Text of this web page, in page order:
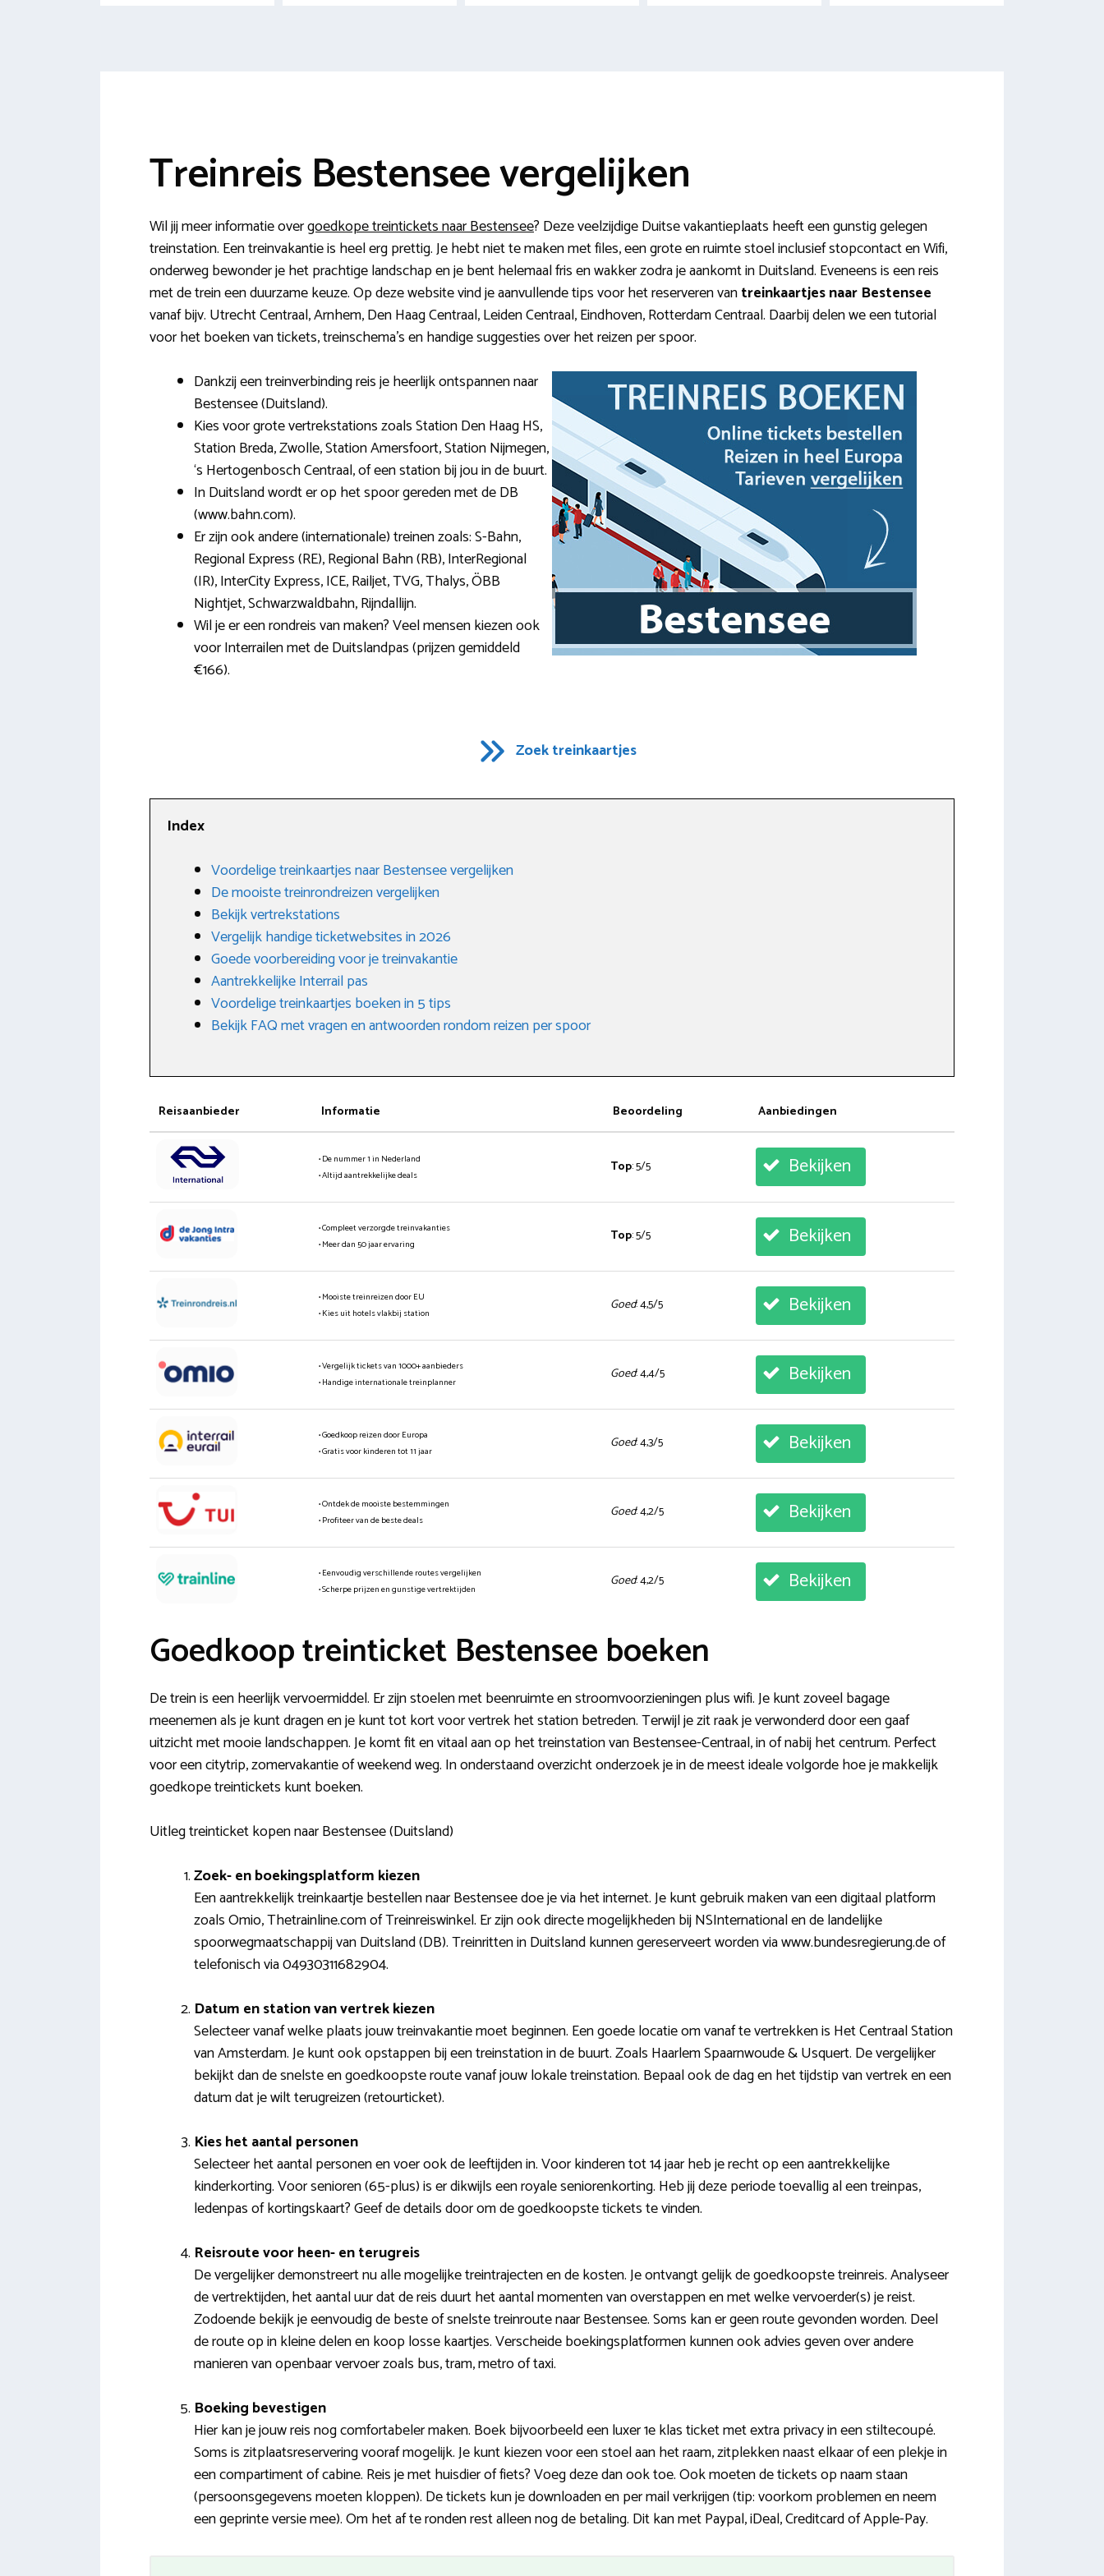
Treinreis Bestensee vergelijken
Wil jij meer informatie overgoedkope treintickets naar Bestensee? Deze veelzijdige Duitse vakantieplaats heeft een gunstig gelegen
treinstation. Een treinvakantie is heel erg prettig. Je hebt niet te maken met files, een grote en ruimte stoel inclusief stopcontact en Wifi,
onderweg bewonder je het prachtige landschap en je bent helemaal fris en wakker zodra je aankomt in Duitsland. Eveneens is een reis
met de trein een duurzame keuze. Op deze website vind je aanvullende tips voor het reserveren vantreinkaartjes naar Bestensee
vanaf bijv. Utrecht Centraal, Arnhem, Den Haag Centraal, Leiden Centraal, Eindhoven, Rotterdam Centraal. Daarbij delen we een tutorial
voor het boeken van tickets, treinschema’s en handige suggesties over het reizen per spoor.
Dankzij een treinverbinding reis je heerlijk ontspannen naar
Bestensee (Duitsland).
Kies voor grote vertrekstations zoals Station Den Haag HS,
Station Breda, Zwolle, Station Amersfoort, Station Nijmegen,
‘s Hertogenbosch Centraal, of een station bij jou in de buurt.
In Duitsland wordt er op het spoor gereden met de DB
(www.bahn.com).
Er zijn ook andere (internationale) treinen zoals: S-Bahn,
Regional Express (RE), Regional Bahn (RB), InterRegional
(IR), InterCity Express, ICE, Railjet, TVG, Thalys, ÖBB
Nightjet, Schwarzwaldbahn, Rijndallijn.
Wil je er een rondreis van maken? Veel mensen kiezen ook
voor Interrailen met de Duitslandpas (prijzen gemiddeld
€166).
Zoek treinkaartjes
Index
Voordelige treinkaartjes naar Bestensee vergelijken
De mooiste treinrondreizen vergelijken
Bekijk vertrekstations
Vergelijk handige ticketwebsites in 2026
Goede voorbereiding voor je treinvakantie
Aantrekkelijke Interrail pas
Voordelige treinkaartjes boeken in 5 tips
Bekijk FAQ met vragen en antwoorden rondom reizen per spoor
Reisaanbieder Informatie Beoordeling Aanbiedingen
• De nummer 1 in Nederland
• Altijd aantrekkelijke deals
Top: 5/5 Bekijken
• Compleet verzorgde treinvakanties
• Meer dan 50 jaar ervaring
Top: 5/5 Bekijken
• Mooiste treinreizen door EU
• Kies uit hotels vlakbij station
Goed: 4,5/5 Bekijken
• Vergelijk tickets van 1000+ aanbieders
• Handige internationale treinplanner
Goed: 4,4/5 Bekijken
• Goedkoop reizen door Europa
• Gratis voor kinderen tot 11 jaar
Goed: 4,3/5 Bekijken
• Ontdek de mooiste bestemmingen
• Profiteer van de beste deals
Goed: 4,2/5 Bekijken
• Eenvoudig verschillende routes vergelijken
• Scherpe prijzen en gunstige vertrektijden
Goed: 4,2/5 Bekijken
Goedkoop treinticket Bestensee boeken
De trein is een heerlijk vervoermiddel. Er zijn stoelen met beenruimte en stroomvoorzieningen plus wifi. Je kunt zoveel bagage
meenemen als je kunt dragen en je kunt tot kort voor vertrek het station betreden. Terwijl je zit raak je verwonderd door een gaaf
uitzicht met mooie landschappen. Je komt fit en vitaal aan op het treinstation van Bestensee-Centraal, in of nabij het centrum. Perfect
voor een citytrip, zomervakantie of weekend weg. In onderstaand overzicht onderzoek je in de meest ideale volgorde hoe je makkelijk
goedkope treintickets kunt boeken.
Uitleg treinticket kopen naar Bestensee (Duitsland)
Zoek- en boekingsplatform kiezen
Een aantrekkelijk treinkaartje bestellen naar Bestensee doe je via het internet. Je kunt gebruik maken van een digitaal platform
zoals Omio, Thetrainline.com of Treinreiswinkel. Er zijn ook directe mogelijkheden bij NSInternational en de landelijke
spoorwegmaatschappij van Duitsland (DB). Treinritten in Duitsland kunnen gereserveert worden via www.bundesregierung.de of
telefonisch via 04930311682904.
Datum en station van vertrek kiezen
Selecteer vanaf welke plaats jouw treinvakantie moet beginnen. Een goede locatie om vanaf te vertrekken is Het Centraal Station
van Amsterdam. Je kunt ook opstappen bij een treinstation in de buurt. Zoals Haarlem Spaarnwoude & Usquert. De vergelijker
bekijkt dan de snelste en goedkoopste route vanaf jouw lokale treinstation. Bepaal ook de dag en het tijdstip van vertrek en een
datum dat je wilt terugreizen (retourticket).
Kies het aantal personen
Selecteer het aantal personen en voer ook de leeftijden in. Voor kinderen tot 14 jaar heb je recht op een aantrekkelijke
kinderkorting. Voor senioren (65-plus) is er dikwijls een royale seniorenkorting. Heb jij deze periode toevallig al een treinpas,
ledenpas of kortingskaart? Geef de details door om de goedkoopste tickets te vinden.
Reisroute voor heen- en terugreis
De vergelijker demonstreert nu alle mogelijke treintrajecten en de kosten. Je ontvangt gelijk de goedkoopste treinreis. Analyseer
de vertrektijden, het aantal uur dat de reis duurt het aantal momenten van overstappen en met welke vervoerder(s) je reist.
Zodoende bekijk je eenvoudig de beste of snelste treinroute naar Bestensee. Soms kan er geen route gevonden worden. Deel
de route op in kleine delen en koop losse kaartjes. Verscheide boekingsplatformen kunnen ook advies geven over andere
manieren van openbaar vervoer zoals bus, tram, metro of taxi.
Boeking bevestigen
Hier kan je jouw reis nog comfortabeler maken. Boek bijvoorbeeld een luxer 1e klas ticket met extra privacy in een stiltecoupé.
Soms is zitplaatsreservering vooraf mogelijk. Je kunt kiezen voor een stoel aan het raam, zitplekken naast elkaar of een plekje in
een compartiment of cabine. Reis je met huisdier of fiets? Voeg deze dan ook toe. Ook moeten de tickets op naam staan
(persoonsgegevens moeten kloppen). De tickets kun je downloaden en per mail verkrijgen (tip: voorkom problemen en neem
een geprinte versie mee). Om het af te ronden rest alleen nog de betaling. Dit kan met Paypal, iDeal, Creditcard of Apple-Pay.